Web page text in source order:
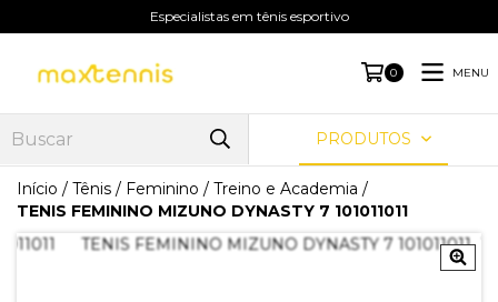
Especialistas em tênis esportivo
0 MENU
PRODUTOS
Início / Tênis / Feminino / Treino e Academia /
TENIS FEMININO MIZUNO DYNASTY 7 101011011